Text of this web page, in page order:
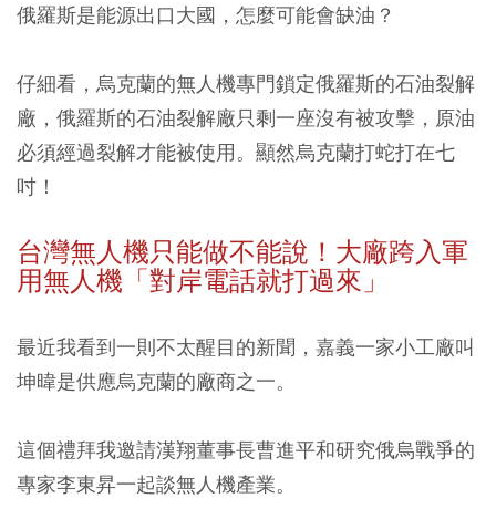
俄羅斯是能源出口大國，怎麼可能會缺油？
仔細看，烏克蘭的無人機專門鎖定俄羅斯的石油裂解
廠，俄羅斯的石油裂解廠只剩一座沒有被攻擊，原油
必須經過裂解才能被使用。顯然烏克蘭打蛇打在七
吋！
台灣無人機只能做不能說！大廠跨入軍
用無人機「對岸電話就打過來」
最近我看到一則不太醒目的新聞，嘉義一家小工廠叫
坤暐是供應烏克蘭的廠商之一。
這個禮拜我邀請漢翔董事長曹進平和研究俄烏戰爭的
專家李東昇一起談無人機產業。